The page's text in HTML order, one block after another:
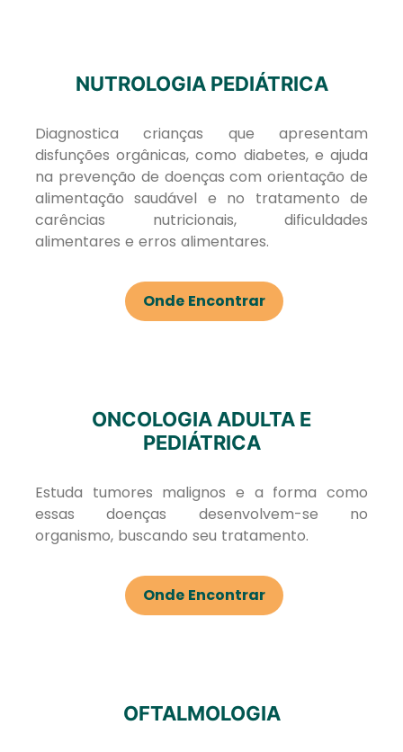
NUTROLOGIA PEDIÁTRICA
Diagnostica crianças que apresentam
disfunções orgânicas, como diabetes, e ajuda
na prevenção de doenças com orientação de
alimentação saudável e no tratamento de
carências nutricionais, dificuldades
alimentares e erros alimentares.
Onde Encontrar
ONCOLOGIA ADULTA E
PEDIÁTRICA
Estuda tumores malignos e a forma como
essas doenças desenvolvem-se no
organismo, buscando seu tratamento.
Onde Encontrar
OFTALMOLOGIA